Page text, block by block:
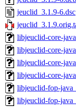
jeuclid_3.1.9-6.dsc
libjeuclid-core-
libjeuclid-core-
libjeuclid-core-
libjeuclid-core-
libjeuclid-fop-
libjeuclid-fop-